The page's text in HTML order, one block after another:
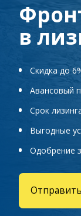
в
Скидка до
Авансовый
Срок
Выгодные
Одобрение